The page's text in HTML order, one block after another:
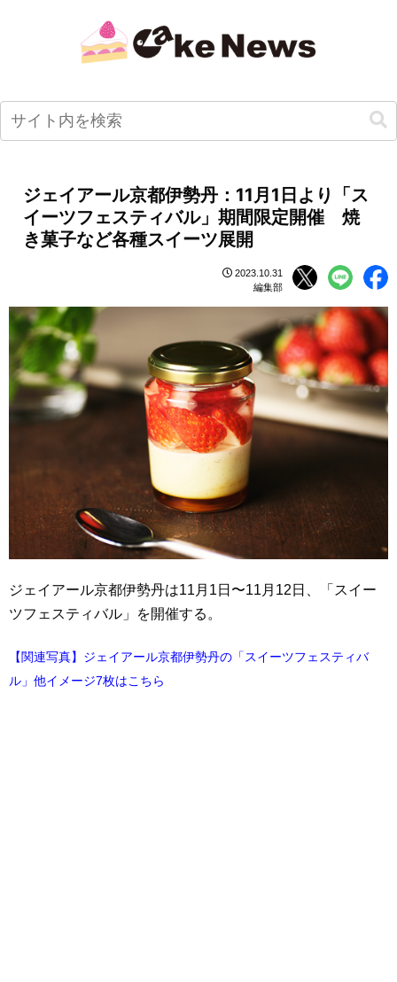
ジェイアール京都伊勢丹：11月1日より「ス
イーツフェスティバル」期間限定開催 焼
き菓子など各種スイーツ展開
2023.10.31
編集部
ジェイアール京都伊勢丹は11月1日〜11月12日、「スイー
ツフェスティバル」を開催する。
【関連写真】ジェイアール京都伊勢丹の「スイーツフェスティバ
ル」他イメージ7枚はこちら